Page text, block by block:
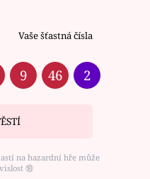
Vaše šťastná čísla
9 46 2
na hazardní hře může
⑱